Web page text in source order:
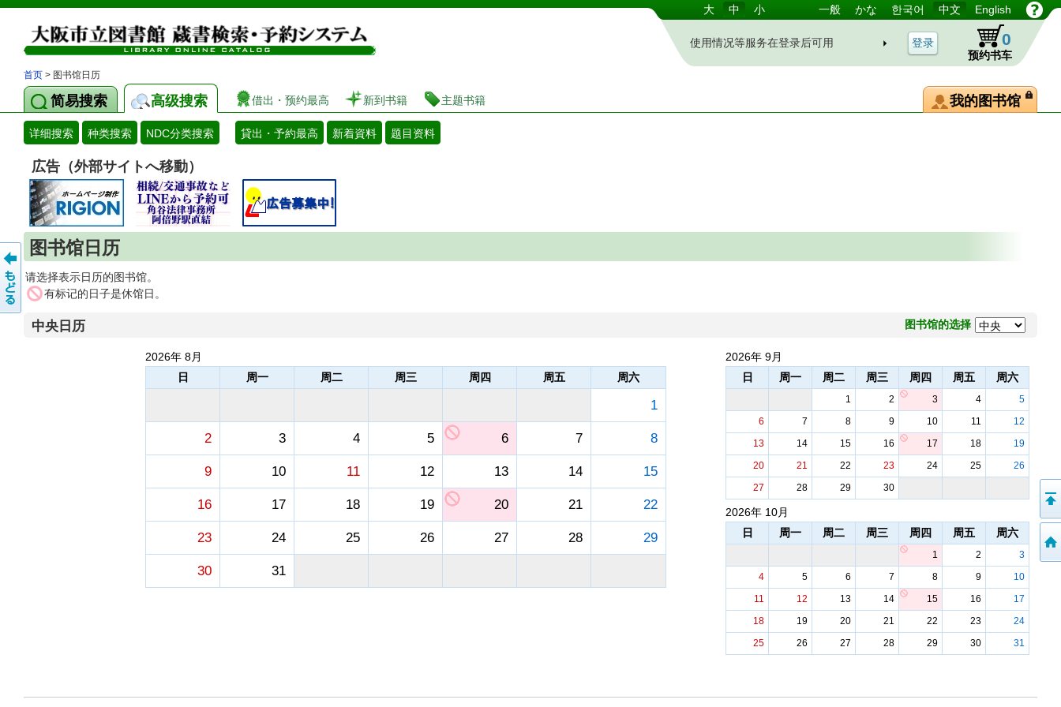
图书馆 藏书搜索・预约系统 大 中 小 一般 かな 한국어 中文 English
使用情况等服务在登录后可用
预约书车
0
首页 > 图书馆日历
简易搜索 高级搜索 借出・预约最高 新到书籍 主题书籍 我的图书馆
详细搜索 种类搜索 NDC分类搜索 貸出・予約最高 新着資料 题目资料
広告（外部サイトへ移動）
图书馆日历
请选择表示日历的图书馆。
有标记的日子是休馆日。
中央日历 图书馆的选择
2026年 8月
日
周一 周二 周三 周四 周五 周六
1
2 3 4 5 6 7 8
9 10 11 12 13 14 15
16 17 18 19 20 21 22
23 24 25 26 27 28 29
30 31
2026年 9月
日
周一 周二 周三 周四 周五 周六
1 2 3 4 5
6 7 8 9 10 11 12
13 14 15 16 17 18 19
20 21 22 23 24 25 26
27 28 29 30
2026年 10月
日
周一 周二 周三 周四 周五 周六
1 2 3
4 5 6 7 8 9 10
11 12 13 14 15 16 17
18 19 20 21 22 23 24
25 26 27 28 29 30 31